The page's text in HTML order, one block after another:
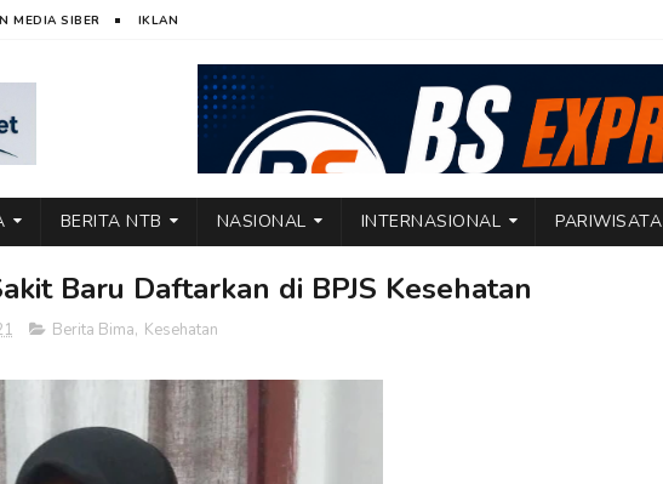
MEDIA SIBER IKLAN
BERITA NTB NASIONAL INTERNASIONAL PARIWISATA
Baru Daftarkan di BPJS Kesehatan
Berita Bima, Kesehatan